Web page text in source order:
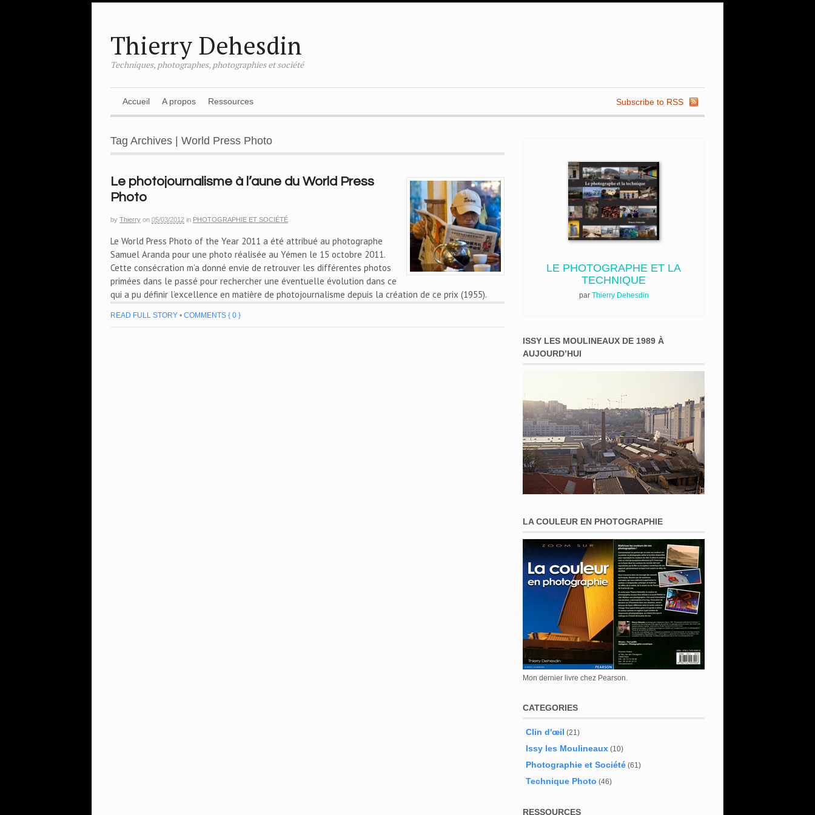
Thierry Dehesdin
Techniques, photographes, photographies et société
Subscribe to RSS
Accueil A propos Ressources
Tag Archives | World Press Photo
Le photojournalisme à l’aune du World Press
Photo
by Thierry on 05/03/2012 in PHOTOGRAPHIE ET SOCIÉTÉ
Le World Press Photo of the Year 2011 a été attribué au photographe
Samuel Aranda pour une photo réalisée au Yémen le 15 octobre 2011.
Cette consécration m’a donné envie de retrouver les différentes photos
primées dans le passé pour rechercher une éventuelle évolution dans ce
qui a pu définir l’excellence en matière de photojournalisme depuis la création de ce prix (1955).
READ FULL STORY • COMMENTS { 0 }
LE PHOTOGRAPHE ET LA
TECHNIQUE
par Thierry Dehesdin
ISSY LES MOULINEAUX DE 1989 À
AUJOURD’HUI
LA COULEUR EN PHOTOGRAPHIE
Mon dernier livre chez Pearson.
CATEGORIES
Clin d'œil (21)
Issy les Moulineaux (10)
Photographie et Société (61)
Technique Photo (46)
RESSOURCES